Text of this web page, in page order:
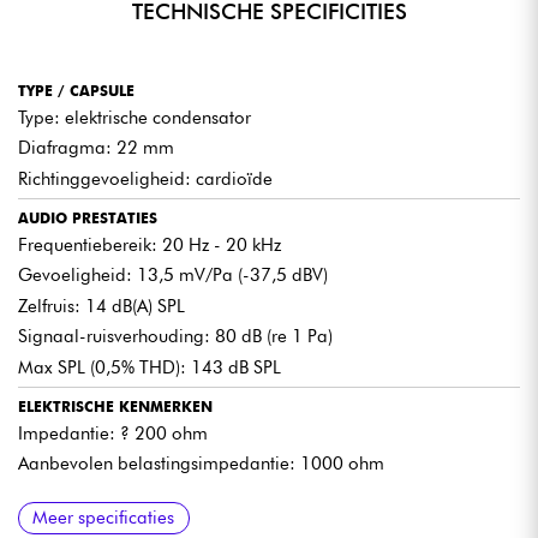
TRANSFORMATORLOZE FET ELEKTRONICA
hardheid. Het resultaat blijft consistent, of je nu opneemt,
uitzendt of videoconfereert.
DUURZAAM EN VERANTWOORD ONTWERP
100% gerecycled metalen behuizing (PIR) en recyclebare
verpakking. U kiest voor een microfoon die ontworpen is om
lang mee te gaan, met een milieuvriendelijkere aanpak,
zonder dat dit ten koste gaat van de geluidskwaliteit.
WAT WE LEUK VINDEN / WAT WE MOETEN
WETEN
Zeer zuiver, gedetailleerd en flatteus geluid, vooral bij
zang
Effectieve cardioïde om kameratmosfeer te beperken
Weinig ruis, handig voor zachte stemmen en close miking
Hoge SPL-niveaus, veelzijdig voor studiogebruik en
TECHNISCHE SPECIFICITIES
TYPE / CAPSULE
Type: elektrische condensator
Diafragma: 22 mm
Richtinggevoeligheid: cardioïde
AUDIO PRESTATIES
Frequentiebereik: 20 Hz - 20 kHz
Gevoeligheid: 13,5 mV/Pa (-37,5 dBV)
Zelfruis: 14 dB(A) SPL
Signaal-ruisverhouding: 80 dB (re 1 Pa)
Max SPL (0,5% THD): 143 dB SPL
ELEKTRISCHE KENMERKEN
Impedantie: ? 200 ohm
Aanbevolen belastingsimpedantie: 1000 ohm
AFMETINGEN EN GEWICHT
Lengte : 158 mm
AANBEVOLEN GEBRUIK
Muziek opnemen
INHOUD VAN DE DOOS
C104 microfoon
Meer specificaties